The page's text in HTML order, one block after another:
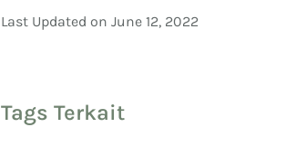
Last Updated on June 12, 2022
Tags Terkait